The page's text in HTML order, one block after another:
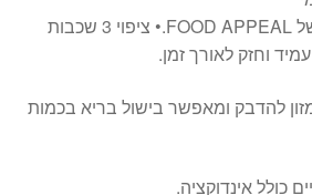
FOOD APPEAL
.• ציפוי 3 שכבות
עמיד וחזק לאורך זמן.
להדבק ומאפשר בישול בריא בכמות
כולל אינדוקציה.